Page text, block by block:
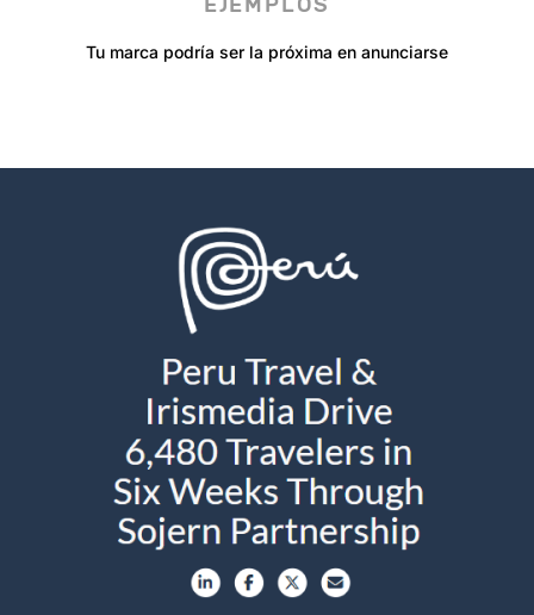
Tu marca podría ser la próxima en anunciarse